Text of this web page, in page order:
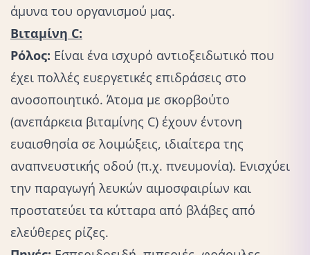
άμυνα του οργανισμού μας.
Βιταμίνη C:
Ρόλος: Είναι ένα ισχυρό αντιοξειδωτικό που
έχει πολλές ευεργετικές επιδράσεις στο
ανοσοποιητικό. Άτομα με σκορβούτο
(ανεπάρκεια βιταμίνης C) έχουν έντονη
ευαισθησία σε λοιμώξεις, ιδιαίτερα της
αναπνευστικής οδού (π.χ. πνευμονία). Ενισχύει
την παραγωγή λευκών αιμοσφαιρίων και
προστατεύει τα κύτταρα από βλάβες από
ελεύθερες ρίζες.